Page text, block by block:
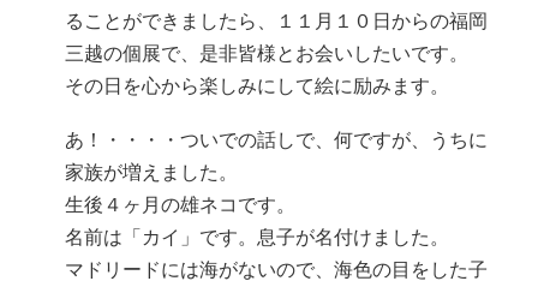
ることができましたら、１１月１０日からの福岡
三越の個展で、是非皆様とお会いしたいです。
その日を心から楽しみにして絵に励みます。
あ！・・・・ついでの話しで、何ですが、うちに
家族が増えました。
生後４ヶ月の雄ネコです。
名前は「カイ」です。息子が名付けました。
マドリードには海がないので、海色の目をした子